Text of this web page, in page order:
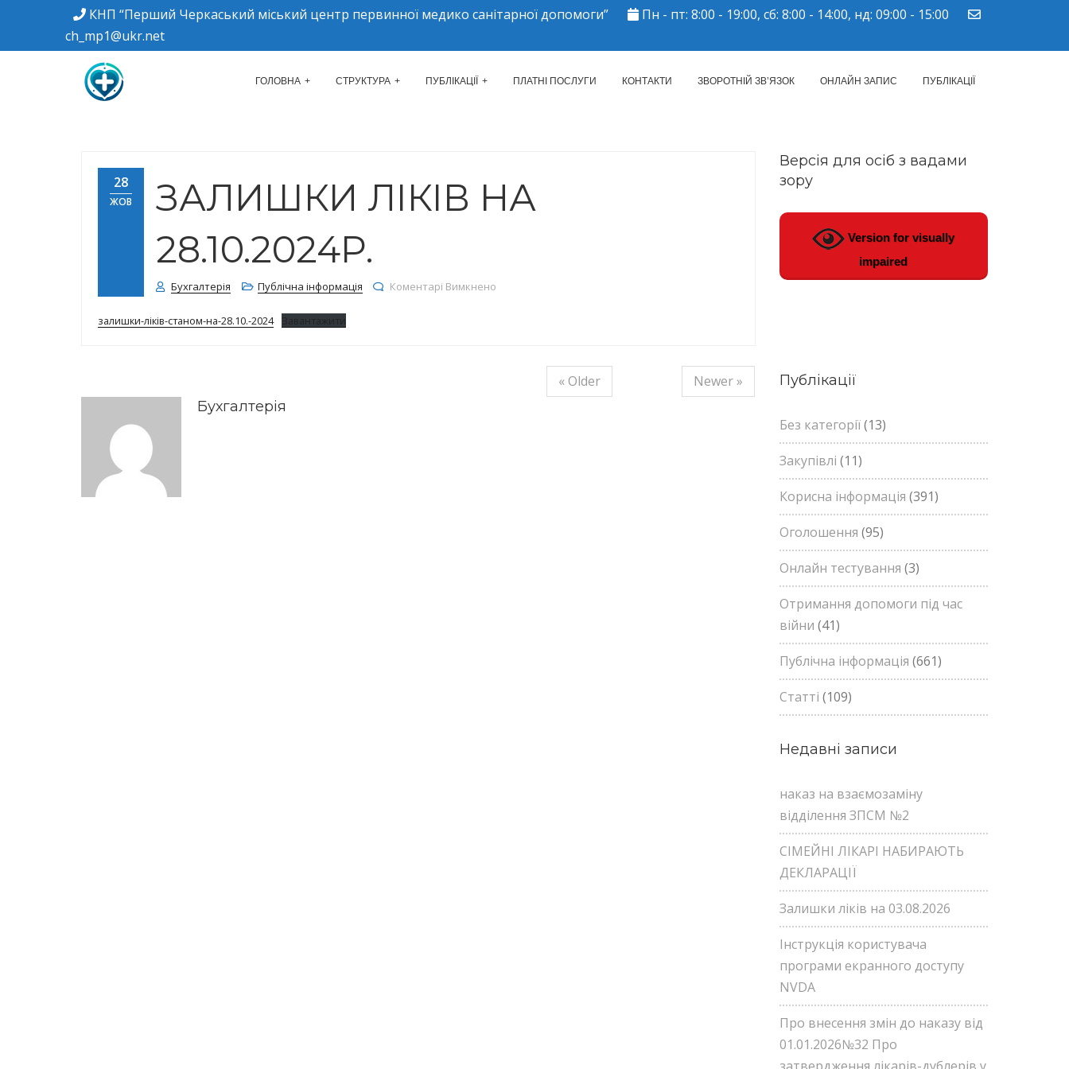
КНП “Перший Черкаський міський центр первинної медико санітарної допомоги”
Пн - пт: 8:00 - 19:00, сб: 8:00 - 14:00, нд: 09:00 - 15:00
ch_mp1@ukr.net
КНП "ПЕРШИЙ ЧЕРКАСЬКИЙ МІСЬКИЙ ЦЕНТР ПМСД"
ГОЛОВНА СТРУКТУРА ПУБЛІКАЦІЇ ПЛАТНІ ПОСЛУГИ КОНТАКТИ ЗВОРОТНІЙ ЗВ’ЯЗОК ОНЛАЙН ЗАПИС ПУБЛІКАЦІЇ
28
ЖОВ
ЗАЛИШКИ ЛІКІВ НА
28.10.2024Р.
Бухгалтерія Публічна інформація Коментарі Вимкнено
залишки-ліків-станом-на-28.10.-2024 Завантажити
« Older
Newer »
Бухгалтерія
Версія для осіб з вадами
зору
Version for visually
impaired
Публікації
Без категорії(13)
Закупівлі (11)
Корисна інформація (391)
Оголошення (95)
Онлайн тестування (3)
Отримання допомоги під час
війни (41)
Публічна інформація (661)
Статті (109)
Недавні записи
наказ на взаємозаміну
відділення ЗПСМ №2
СІМЕЙНІ ЛІКАРІ НАБИРАЮТЬ
ДЕКЛАРАЦІЇ
Залишки ліків на 03.08.2026
Інструкція користувача
програми екранного доступу
NVDA
Про внесення змін до наказу від
01.01.2026№32 Про